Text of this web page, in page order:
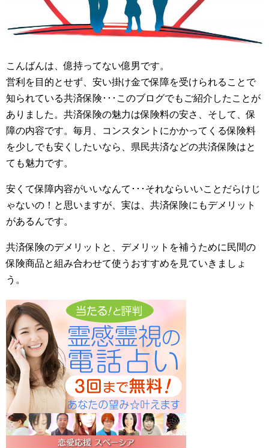
こんばんは、億持ってない億男です。
営利を目的とせず、安い掛け金で保障を受けられることで
知られている共済保険･･･このブログでもご紹介したことが
ありました。共済保険の魅力は保険料の安さ、そして、保
障の内容です。毎月、コンスタントにかかってくる保険料
を少しでも安くしたいなら、県民共済などの共済保険はと
ても魅力です。
安くて保障内容がいいなんて･･･それならいいことだらけじ
ゃないの！と思いますが、実は、共済保険にもデメリット
があるんです。
共済保険のデメリットと、デメリットを補うために民間の
保険商品と組み合わせて使うおすすめを見ていきましょ
う。